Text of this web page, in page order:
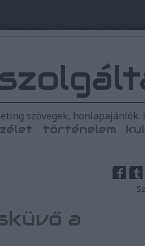
szövegek,
történelem
a